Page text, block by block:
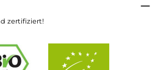
zertifiziert!